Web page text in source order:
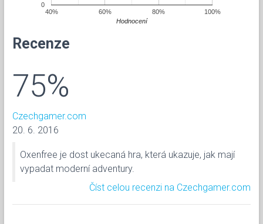
40% 60% 80% 100%
0
Hodnocení
Recenze
75%
Czechgamer.com
20. 6. 2016
Oxenfree je dost ukecaná hra, která ukazuje, jak mají
vypadat moderní adventury.
Číst celou recenzi na Czechgamer.com